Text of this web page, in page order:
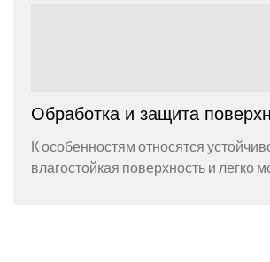
Обработка и защита
К особенностям относятся
влагостойкая поверхность и легко